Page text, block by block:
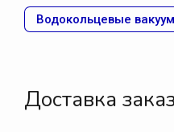
Водокольцевые
Доставка